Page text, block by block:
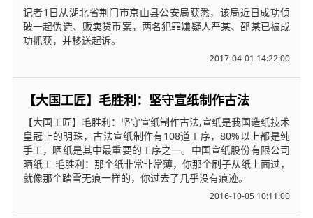
记者1日从湖北省荆门市京山县公安局获悉，该局近日成功侦
破一起伪造、贩卖货币案，两名犯罪嫌疑人严某、邵某已被成
功抓获，并移送起诉。
2017-04-01 14:22:00
【大国工匠】毛胜利：坚守宣纸制作古法
【大国工匠】毛胜利：坚守宣纸制作古法,宣纸是我国造纸技术
皇冠上的明珠，古法宣纸制作有108道工序，80%以上都是纯
手工，晒纸是其中最重要的工序之一。中国宣纸股份有限公司
晒纸工 毛胜利：那个纸非常非常薄，你那个刷子从纸上面过，
就像那个踏雪无痕一样的，你过去了几乎没有痕迹。
2016-10-05 10:11:00